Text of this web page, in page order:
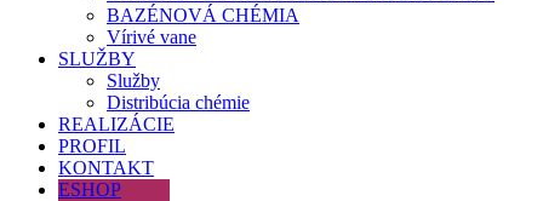
BAZÉNOVÁ CHÉMIA
Vírivé vane
SLUŽBY
Služby
Distribúcia chémie
REALIZÁCIE
PROFIL
KONTAKT
ESHOP